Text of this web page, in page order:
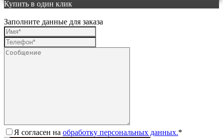
Купить в один клик
Заполните данные для заказа
Я согласен на обработку персональных данных.*